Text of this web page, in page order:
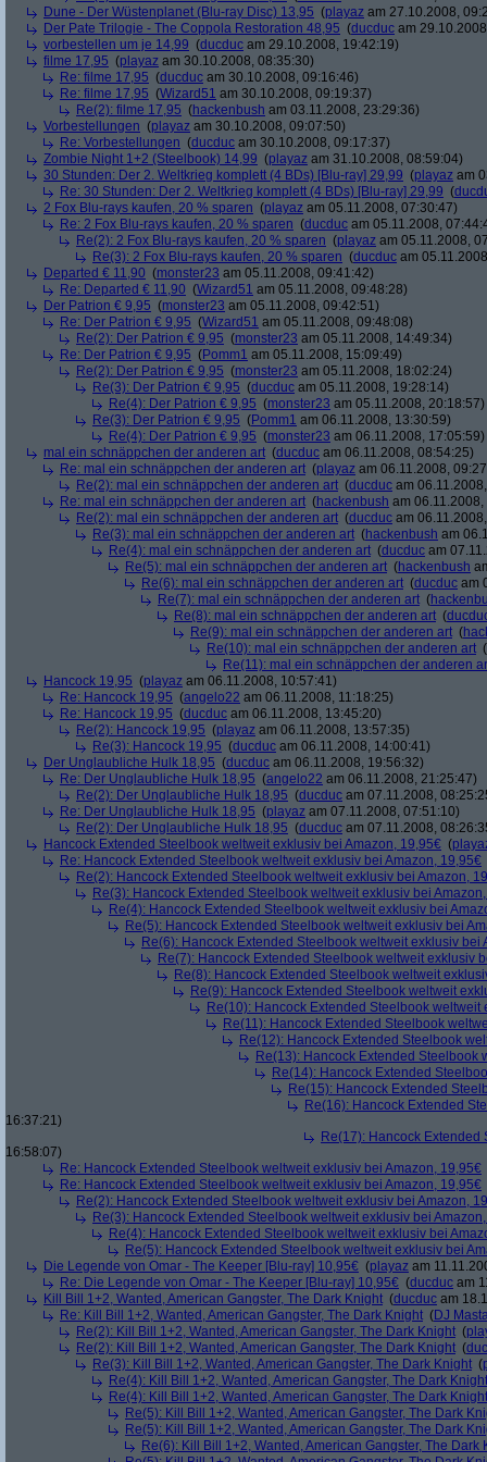
Dune - Der Wüstenplanet (Blu-ray Disc) 13,95 (playaz am 27.10.2008,
Der Pate Trilogie - The Coppola Restoration 48,95 (ducduc am
vorbestellen um je 14,99 (ducduc am 29.10.2008, 19:42:19)
filme 17,95 (playaz am 30.10.2008, 08:35:30)
Re: filme 17,95 (ducduc am 30.10.2008, 09:16:46)
Re: filme 17,95 (Wizard51 am 30.10.2008, 09:19:37)
Re(2): filme 17,95 (hackenbush am 03.11.2008, 23:29:36)
Vorbestellungen (playaz am 30.10.2008, 09:07:50)
Re: Vorbestellungen (ducduc am 30.10.2008, 09:17:37)
Zombie Night 1+2 (Steelbook) 14,99 (playaz am 31.10.2008, 08:59:04)
30 Stunden: Der 2. Weltkrieg komplett (4 BDs) [Blu-ray] 29,99 (playaz am
Re: 30 Stunden: Der 2. Weltkrieg komplett (4 BDs) [Blu-ray] 29,99 (
2 Fox Blu-rays kaufen, 20 % sparen (playaz am 05.11.2008, 07:30:47)
Re: 2 Fox Blu-rays kaufen, 20 % sparen (ducduc am 05.11.2008,
Re(2): 2 Fox Blu-rays kaufen, 20 % sparen (playaz am 05.11.2008,
Re(3): 2 Fox Blu-rays kaufen, 20 % sparen (ducduc am
Departed € 11,90 (monster23 am 05.11.2008, 09:41:42)
Re: Departed € 11,90 (Wizard51 am 05.11.2008, 09:48:28)
Der Patrion € 9,95 (monster23 am 05.11.2008, 09:42:51)
Re: Der Patrion € 9,95 (Wizard51 am 05.11.2008, 09:48:08)
Re(2): Der Patrion € 9,95 (monster23 am 05.11.2008, 14:49:34)
Re: Der Patrion € 9,95 (Pomm1 am 05.11.2008, 15:09:49)
Re(2): Der Patrion € 9,95 (monster23 am 05.11.2008, 18:02:24)
Re(3): Der Patrion € 9,95 (ducduc am 05.11.2008, 19:28:14)
Re(4): Der Patrion € 9,95 (monster23 am 05.11.2008, 20:18:57)
Re(3): Der Patrion € 9,95 (Pomm1 am 06.11.2008, 13:30:59)
Re(4): Der Patrion € 9,95 (monster23 am 06.11.2008, 17:05:59)
mal ein schnäppchen der anderen art (ducduc am 06.11.2008, 08:54:25)
Re: mal ein schnäppchen der anderen art (playaz am 06.11.2008,
Re(2): mal ein schnäppchen der anderen art (ducduc am
Re: mal ein schnäppchen der anderen art (hackenbush am
Re(2): mal ein schnäppchen der anderen art (ducduc am
Re(3): mal ein schnäppchen der anderen art (hackenbush am
Re(4): mal ein schnäppchen der anderen art (ducduc am
Re(5): mal ein schnäppchen der anderen art (hackenbush
Re(6): mal ein schnäppchen der anderen art (ducduc am
Re(7): mal ein schnäppchen der anderen art (
Re(8): mal ein schnäppchen der anderen art (
Re(9): mal ein schnäppchen der anderen art (
Re(10): mal ein schnäppchen der anderen art (
Re(11): mal ein schnäppchen der anderen
Hancock 19,95 (playaz am 06.11.2008, 10:57:41)
Re: Hancock 19,95 (angelo22 am 06.11.2008, 11:18:25)
Re: Hancock 19,95 (ducduc am 06.11.2008, 13:45:20)
Re(2): Hancock 19,95 (playaz am 06.11.2008, 13:57:35)
Re(3): Hancock 19,95 (ducduc am 06.11.2008, 14:00:41)
Der Unglaubliche Hulk 18,95 (ducduc am 06.11.2008, 19:56:32)
Re: Der Unglaubliche Hulk 18,95 (angelo22 am 06.11.2008, 21:25:47)
Re(2): Der Unglaubliche Hulk 18,95 (ducduc am 07.11.2008,
Re: Der Unglaubliche Hulk 18,95 (playaz am 07.11.2008, 07:51:10)
Re(2): Der Unglaubliche Hulk 18,95 (ducduc am 07.11.2008,
Hancock Extended Steelbook weltweit exklusiv bei Amazon, 19,95€ (
Re: Hancock Extended Steelbook weltweit exklusiv bei Amazon, 19,95€
Re(2): Hancock Extended Steelbook weltweit exklusiv bei Amazon,
Re(3): Hancock Extended Steelbook weltweit exklusiv bei
Re(4): Hancock Extended Steelbook weltweit exklusiv bei
Re(5): Hancock Extended Steelbook weltweit exklusiv bei
Re(6): Hancock Extended Steelbook weltweit exklusiv bei
Re(7): Hancock Extended Steelbook weltweit exklusiv
Re(8): Hancock Extended Steelbook weltweit
Re(9): Hancock Extended Steelbook weltweit
Re(10): Hancock Extended Steelbook weltweit
Re(11): Hancock Extended Steelbook
Re(12): Hancock Extended Steelbook
Re(13): Hancock Extended Steelbook
Re(14): Hancock Extended
Re(15): Hancock Extended
Re(16): Hancock Extended
16:37:21)
Re(17): Hancock
16:58:07)
Re: Hancock Extended Steelbook weltweit exklusiv bei Amazon, 19,95€
Re: Hancock Extended Steelbook weltweit exklusiv bei Amazon, 19,95€
Re(2): Hancock Extended Steelbook weltweit exklusiv bei Amazon,
Re(3): Hancock Extended Steelbook weltweit exklusiv bei
Re(4): Hancock Extended Steelbook weltweit exklusiv bei
Re(5): Hancock Extended Steelbook weltweit exklusiv bei
Die Legende von Omar - The Keeper [Blu-ray] 10,95€ (playaz am
Re: Die Legende von Omar - The Keeper [Blu-ray] 10,95€ (ducduc am
Kill Bill 1+2, Wanted, American Gangster, The Dark Knight (ducduc am
Re: Kill Bill 1+2, Wanted, American Gangster, The Dark Knight (DJ
Re(2): Kill Bill 1+2, Wanted, American Gangster, The Dark Knight (
Re(2): Kill Bill 1+2, Wanted, American Gangster, The Dark Knight (
Re(3): Kill Bill 1+2, Wanted, American Gangster, The Dark Knight (
Re(4): Kill Bill 1+2, Wanted, American Gangster, The Dark Knight
Re(4): Kill Bill 1+2, Wanted, American Gangster, The Dark Knight
Re(5): Kill Bill 1+2, Wanted, American Gangster, The Dark
Re(5): Kill Bill 1+2, Wanted, American Gangster, The Dark
Re(6): Kill Bill 1+2, Wanted, American Gangster, The Dark